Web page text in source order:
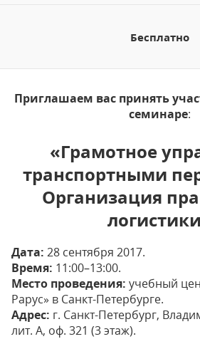
Бесплатно
Приглашаем вас принять
семинаре:
«Грамотное
транспортными
Организация
Дата: 28 сентября 2017.
Время: 11:00–13:00.
Место проведения: учебный
Рарус» в Санкт-Петербурге.
Адрес: г. Санкт-Петербург,
лит. А, оф. 321 (3 этаж).